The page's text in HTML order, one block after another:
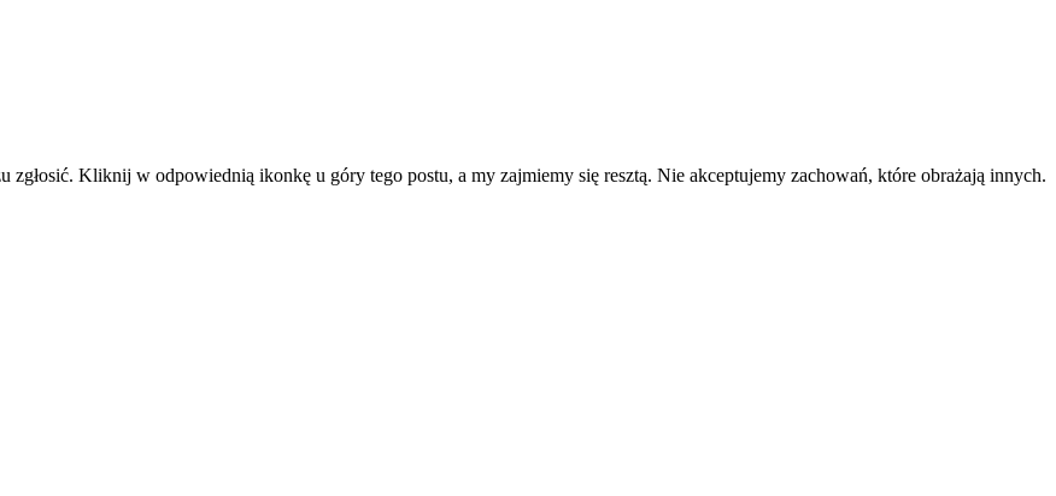
zgłosić. Kliknij w odpowiednią ikonkę u góry tego postu, a my zajmiemy się resztą. Nie akceptujemy zachowań, które obrażają innych.